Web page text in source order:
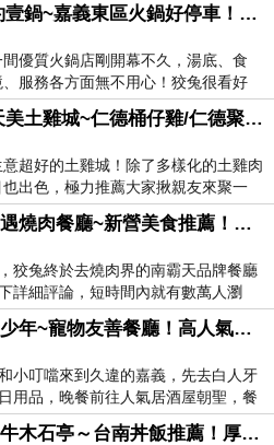
[嘉義食記] 約壹鍋~嘉義東區火鍋好停車！每日現熬天然湯底附大骨！白飯、飲料、冰品任意吃！嘉義火鍋推薦！
優質火鍋店剛開幕不久，湯底、食
服務各方面無不用心！狡兔很看好
[台南食記] 天美土雞城~仁德桶仔雞/仁德聚餐推薦！大空間好停車適合尾牙、春酒！年菜預購中！
超好的土雞城！除了多樣化的土雞肉
出色，極力推薦大家揪親友來聚一
[台南食記] 焰遇燒肉餐廳~新營美食推薦！燒肉界後起之秀！不輸南霸天品牌的精緻套餐！贈品大方送！
狡兔終於去燒肉界的南霸天品牌餐廳
詳細評論，短時間內就有數萬人瀏
[嘉義食記] 碳少年~寵物友善餐廳！高人氣嘉義居酒屋/嘉義串燒/嘉義宵夜推薦！近文化路夜市！
小叮噹來到久違的嘉義，先去白人牙
用品，晚餐前往人氣居酒屋朝聖，餐
[台南食記] 川牛木石亭～台南丼飯推薦！厚切牛排、松阪豬、唐揚炸雞，高CP值台南牛丼附送免費雞湯！